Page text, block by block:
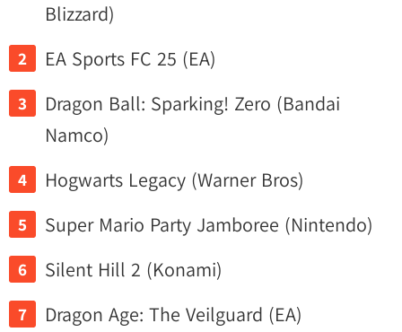
Blizzard)
EA Sports FC 25 (EA)
Dragon Ball: Sparking! Zero (Bandai
Namco)
Hogwarts Legacy (Warner Bros)
Super Mario Party Jamboree (Nintendo)
Silent Hill 2 (Konami)
Dragon Age: The Veilguard (EA)